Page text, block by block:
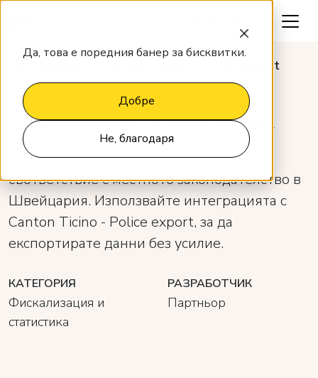
Да, това е поредния банер за бисквитки.
Добре
Не, благодаря
Canton Ticino - Police export
Canton Ticino - Police export
Clock следва най-високите стандарти за
съответствие с местното законодателство в
Швейцария. Използвайте интеграцията с
Canton Ticino - Police export, за да
експортирате данни без усилие.
КАТЕГОРИЯ
Фискализация и
статистика
РАЗРАБОТЧИК
Партньор